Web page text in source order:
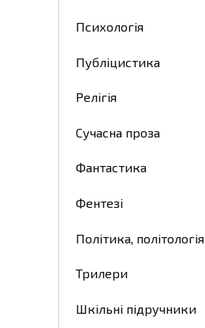
Психологія
Публіцистика
Релігія
Сучасна проза
Фантастика
Фентезі
Політика, політологія
Трилери
Шкільні підручники